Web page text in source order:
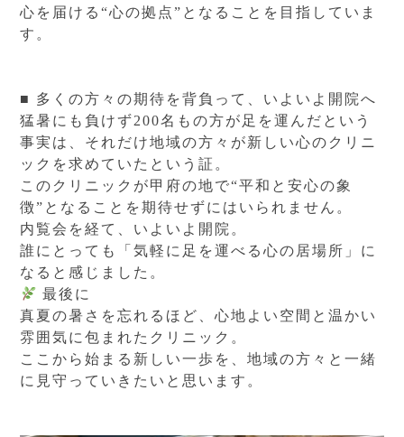
心を届ける“心の拠点”となることを目指していま
す。
■ 多くの方々の期待を背負って、いよいよ開院へ
猛暑にも負けず200名もの方が足を運んだという
事実は、それだけ地域の方々が新しい心のクリニ
ックを求めていたという証。
このクリニックが甲府の地で“平和と安心の象
徴”となることを期待せずにはいられません。
内覧会を経て、いよいよ開院。
誰にとっても「気軽に足を運べる心の居場所」に
なると感じました。
最後に
真夏の暑さを忘れるほど、心地よい空間と温かい
雰囲気に包まれたクリニック。
ここから始まる新しい一歩を、地域の方々と一緒
に見守っていきたいと思います。